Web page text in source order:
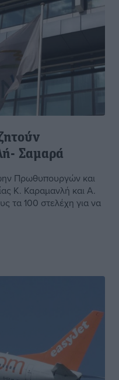
Σαμαρά
Πρωθυπουργών και
Κ. Καραμανλή και Α.
τα 100 στελέχη για να